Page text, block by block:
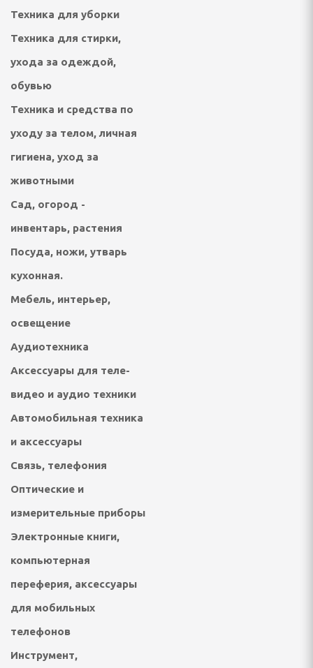
УХОДА ЗА
машины и
сушилки для белья
наборы для шитья
ГИГИЕНА, УХОД ЗА
ванночки для ног
белье, одежда для
и выпрямления
Техника для уборки
Техника для стирки,
ухода за одеждой,
обувью
Техника и средства по
уходу за телом, личная
гигиена, уход за
животными
Сад, огород -
инвентарь, растения
Посуда, ножи, утварь
кухонная.
Мебель, интерьер,
освещение
Аудиотехника
Аксессуары для теле-
видео и аудио техники
Автомобильная техника
и аксессуары
Связь, телефония
Оптические и
измерительные приборы
Электронные книги,
компьютерная
переферия, аксессуары
для мобильных
телефонов
Инструмент,